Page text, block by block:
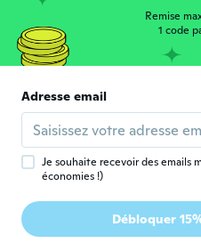
E
È un unico pezzo.
A Audrey
Déçu taille
mieux
Remise
1 code
Adresse email
Je souhaite recevoir des emails
économies !)
Débloquer